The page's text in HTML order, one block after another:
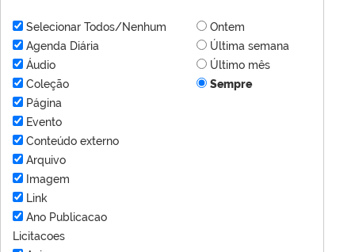
Selecionar Todos/Nenhum
Agenda Diária
Áudio
Coleção
Página
Evento
Conteúdo externo
Arquivo
Imagem
Link
Ano Publicacao
Licitacoes
Ontem
Última semana
Último mês
Sempre